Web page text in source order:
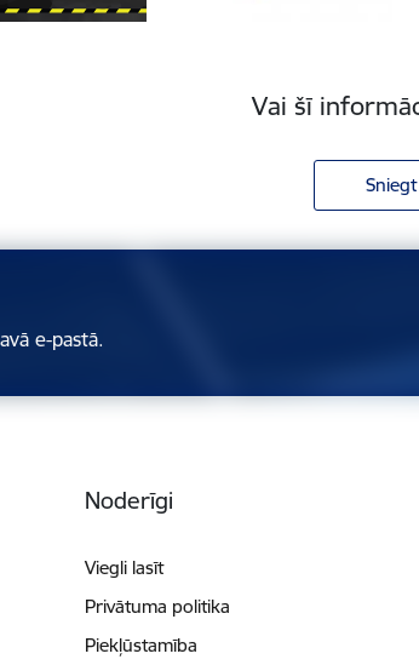
Vai šī
e-pastā.
Noderīgi
Viegli lasīt
Privātuma politika
Piekļūstamība